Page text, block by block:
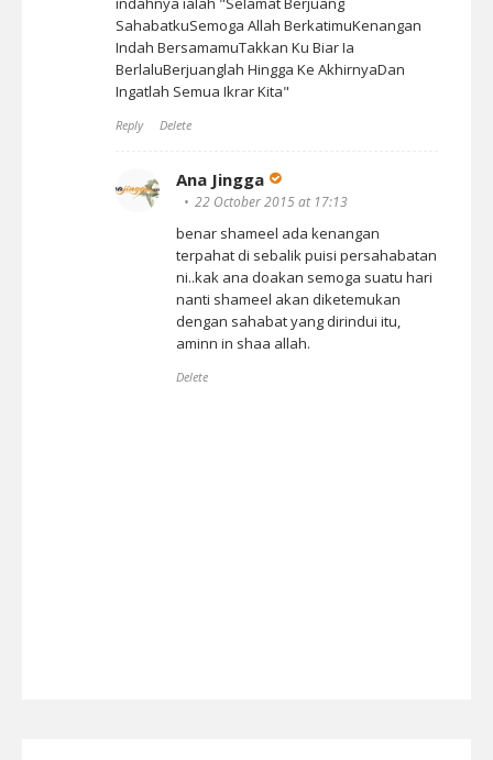
SahabatkuSemoga Allah BerkatimuKenangan
Indah BersamamuTakkan Ku Biar Ia
BerlaluBerjuanglah Hingga Ke AkhirnyaDan
Ingatlah Semua Ikrar Kita"
Reply Delete
Ana Jingga
22 October 2015 at 17:13
benar shameel ada kenangan
terpahat di sebalik puisi persahabatan
ni..kak ana doakan semoga suatu hari
nanti shameel akan diketemukan
dengan sahabat yang dirindui itu,
aminn in shaa allah.
Delete